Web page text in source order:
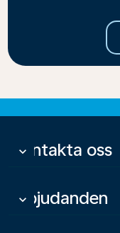
Kontakta oss
keyboard_arrow_down
Erbjudanden
keyboard_arrow_down